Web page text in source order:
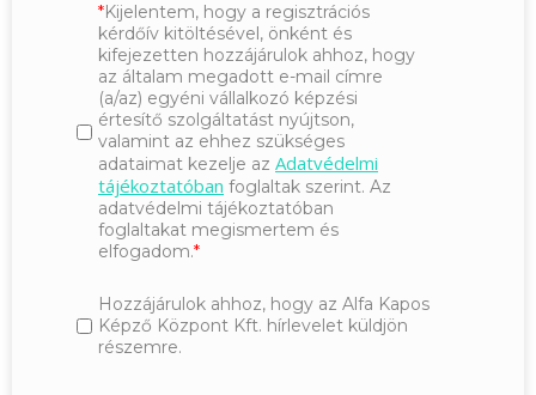
Kijelentem, hogy a regisztrációs
kérdőív kitöltésével, önként és
kifejezetten hozzájárulok ahhoz, hogy
az általam megadott e-mail címre
(a/az) egyéni vállalkozó képzési
értesítő szolgáltatást nyújtson,
valamint az ehhez szükséges
adataimat kezelje az Adatvédelmi
tájékoztatóban foglaltak szerint. Az
adatvédelmi tájékoztatóban
foglaltakat megismertem és
elfogadom.
Hozzájárulok ahhoz, hogy az Alfa Kapos
Képző Központ Kft. hírlevelet küldjön
részemre.